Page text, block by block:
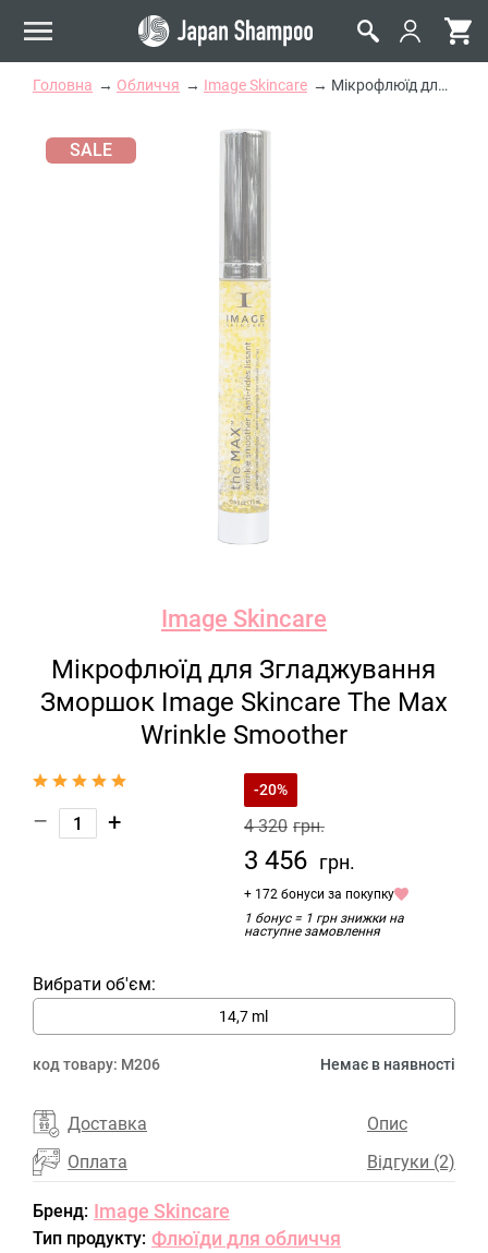
Головна Обличчя Image Skincare Мікрофлюїд для Згладжування Зморшок Image Skincare The Max Wrinkle Smoother
SALE
Image Skincare
Мікрофлюїд для Згладжування
Зморшок Image Skincare The Max
Wrinkle Smoother
– +
-20%
4 320 грн.
3 456 грн.
+ 172 бонуси за покупку
1 бонус = 1 грн знижки на
наступне замовлення
Вибрати об'єм:
14,7 ml
код товару: M206 Немає в наявності
Доставка
Оплата
Опис
Відгуки (2)
Бренд: Image Skincare
Тип продукту: Флюїди для обличчя